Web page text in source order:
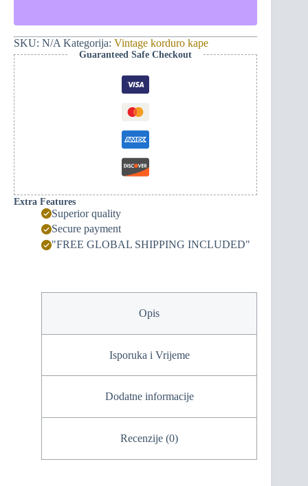
vez
količina
SKU: N/A Kategorija: Vintage korduro kape
Guaranteed Safe Checkout
Extra Features
Superior quality
Secure payment
"FREE GLOBAL SHIPPING INCLUDED"
Opis
Isporuka i Vrijeme
Dodatne informacije
Recenzije (0)